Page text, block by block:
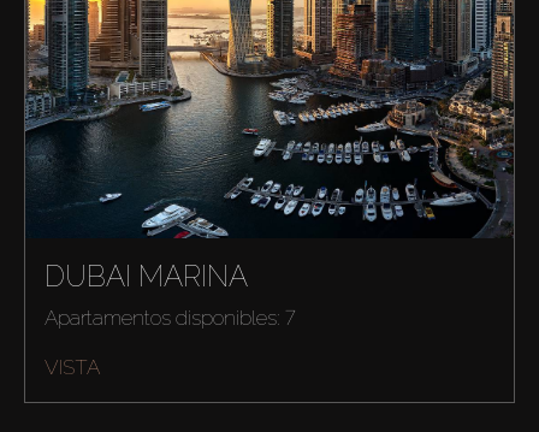
DUBAI MARINA
Apartamentos disponibles: 7
VISTA